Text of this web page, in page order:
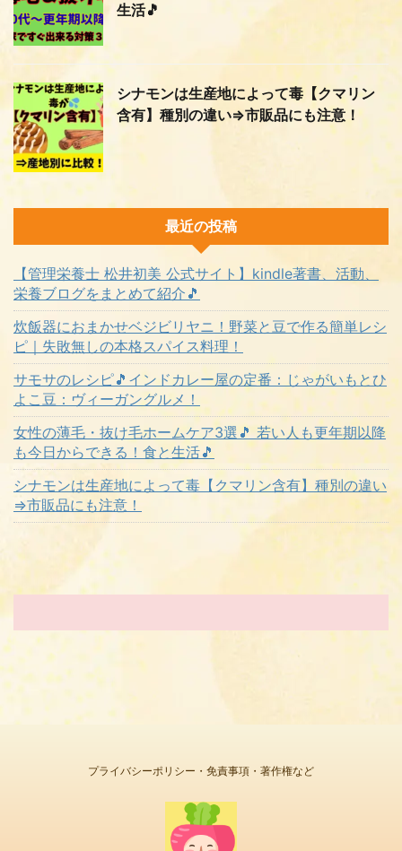
生活🎵
シナモンは生産地によって毒【クマリン
含有】種別の違い⇒市販品にも注意！
最近の投稿
【管理栄養士 松井初美 公式サイト】kindle著書、活動、
栄養ブログをまとめて紹介🎵
炊飯器におまかせベジビリヤニ！野菜と豆で作る簡単レシ
ピ｜失敗無しの本格スパイス料理！
サモサのレシピ🎵インドカレー屋の定番：じゃがいもとひ
よこ豆：ヴィーガングルメ！
女性の薄毛・抜け毛ホームケア3選🎵 若い人も更年期以降
も今日からできる！食と生活🎵
シナモンは生産地によって毒【クマリン含有】種別の違い
⇒市販品にも注意！
プライバシーポリシー・免責事項・著作権など